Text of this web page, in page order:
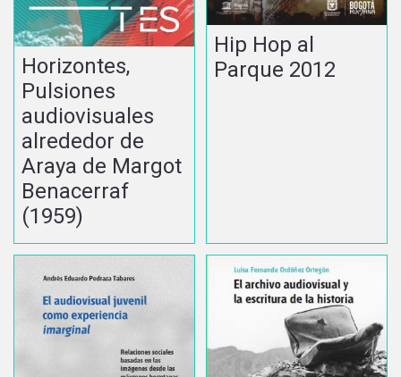
Horizontes,
Pulsiones
audiovisuales
alrededor de
Araya de Margot
Benacerraf
(1959)
Hip Hop al
Parque 2012